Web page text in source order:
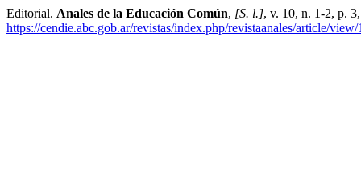
Editorial. Anales de la Educación Común, [S. l.], v. 10, n. 1-2, p.
https://cendie.abc.gob.ar/revistas/index.php/revistaanales/article/view/